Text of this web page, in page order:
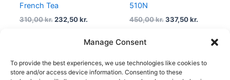
Manage Consent
To provide the best experiences, we use technologies like cookies to
store and/or access device information. Consenting to these
French Tea
310,00kr. 232,50kr.
510N
450,00kr. 337,50kr.
1 2 3 4 … 12 13 14